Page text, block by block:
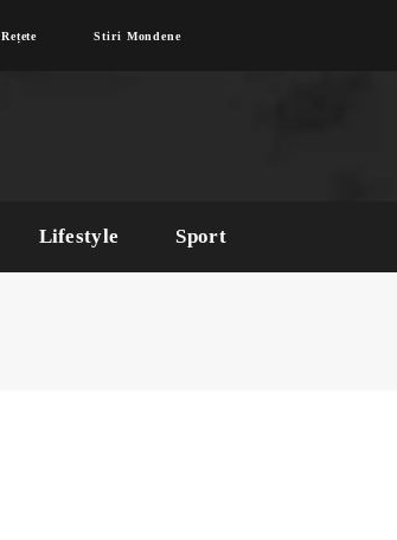
Rețete Stiri Mondene
Lifestyle Sport